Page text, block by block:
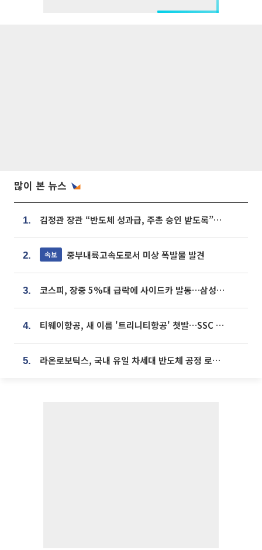
많이 본 뉴스
1. 김정관 장관 “반도체 성과급, 주총 승인 받도록”…상법·자본시장법 개정 시사
2. 속보 중부내륙고속도로서 미상 폭발물 발견
3. 코스피, 장중 5%대 급락에 사이드카 발동…삼성·SK 동반 폭락
4. 티웨이항공, 새 이름 '트리니티항공' 첫발…SSC 전략 본격화
5. 라온로보틱스, 국내 유일 차세대 반도체 공정 로봇 개발 ‘고객사 테스트 진행’